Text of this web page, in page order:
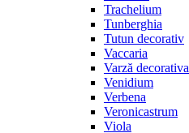
Trachelium
Tunberghia
Tutun decorativ
Vaccaria
Varză decorativa
Venidium
Verbena
Veronicastrum
Viola